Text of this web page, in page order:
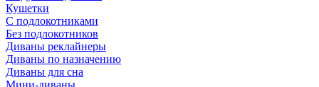
Кушетки
С подлокотниками
Без подлокотников
Диваны реклайнеры
Диваны по назначению
Диваны для сна
Мини-диваны